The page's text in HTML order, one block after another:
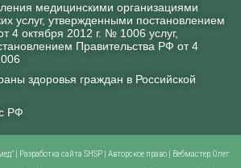
медицинскими организациями
услуг, утвержденными постановлением
4 октября 2012 г. № 1006 услуг,
Правительства РФ от 4
здоровья граждан в Российской
РФ
| Разработка сайта SHSP | Авторское право | Вебмастер Олег